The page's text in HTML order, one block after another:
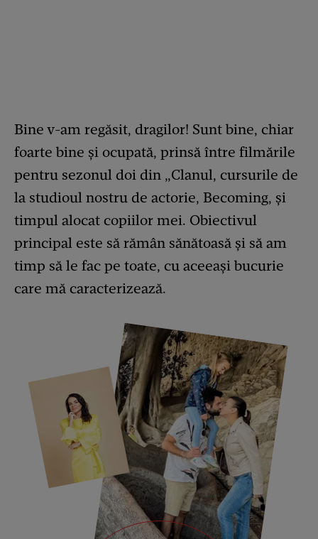
Bine v-am regăsit, dragilor! Sunt bine, chiar
foarte bine și ocupată, prinsă între filmările
pentru sezonul doi din „Clanul, cursurile de
la studioul nostru de actorie, Becoming, și
timpul alocat copiilor mei. Obiectivul
principal este să rămân sănătoasă și să am
timp să le fac pe toate, cu aceeași bucurie
care mă caracterizează.